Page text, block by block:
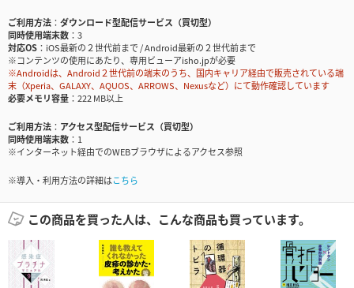
ご利用方法
ダウンロード型配信サービス（買切型）
同時使用端末数
3
対応OS
iOS最新の２世代前まで / Android最新の２世代前まで
※コンテンツの使用にあたり、専用ビューアisho.jpが必要
※Androidは、Android２世代前の端末のうち、国内キャリア経由で販売されている端
末（Xperia、GALAXY、AQUOS、ARROWS、Nexusなど）にて動作確認しています
必要メモリ容量
222 MB以上
ご利用方法
アクセス型配信サービス（買切型）
同時使用端末数
1
※インターネット経由でのWEBブラウザによるアクセス参照
※導入・利用方法の詳細はこちら
この商品を買った人は、こんな商品も買っています。